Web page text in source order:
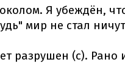
Я убеждён,
мир не стал
разрушен (с).